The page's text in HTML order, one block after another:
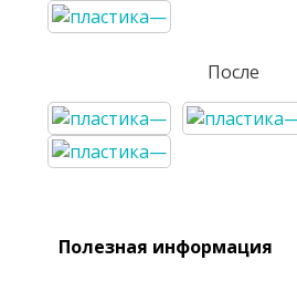
После
Полезная информация